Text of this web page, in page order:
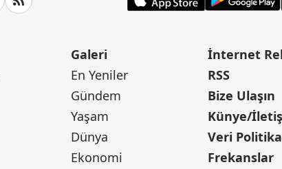
Galeri
En Yeniler
Gündem
Yaşam
Dünya
Ekonomi
İnternet
RSS
Bize Ulaşın
Künye/
Veri
Frekanslar